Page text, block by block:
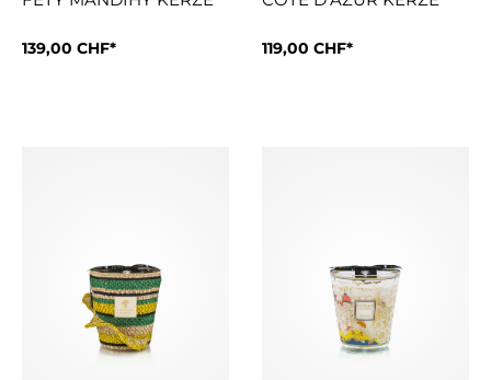
Die Duftkerze Mandihy ist mit gehäkeltem Bast in Rosa
139,00 CHF* Der Siebdruck der Kerze
119,00 CHF*